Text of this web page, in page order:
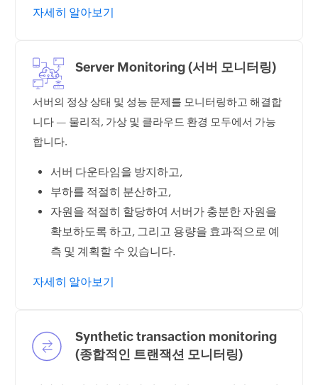
자세히 알아보기
Server Monitoring (서버 모니터링)
서버의 정상 상태 및 성능 문제를 모니터링하고 해결합
니다 — 물리적, 가상 및 클라우드 환경 모두에서 가능
합니다.
서버 다운타임을 방지하고,
부하를 적절히 분산하고,
자원을 적절히 할당하여 서버가 충분한 자원을
확보하도록 하고, 그리고 용량을 효과적으로 예
측 및 계획할 수 있습니다.
자세히 알아보기
Synthetic transaction monitoring
(종합적인 트랜잭션 모니터링)